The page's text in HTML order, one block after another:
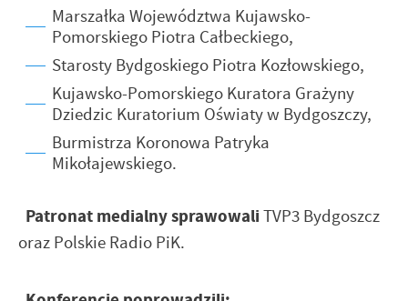
Marszałka Województwa Kujawsko-
Pomorskiego Piotra Całbeckiego,
Starosty Bydgoskiego Piotra Kozłowskiego,
Kujawsko-Pomorskiego Kuratora Grażyny
Dziedzic Kuratorium Oświaty w Bydgoszczy,
Burmistrza Koronowa Patryka
Mikołajewskiego.
Patronat medialny sprawowali TVP3 Bydgoszcz
oraz Polskie Radio PiK.